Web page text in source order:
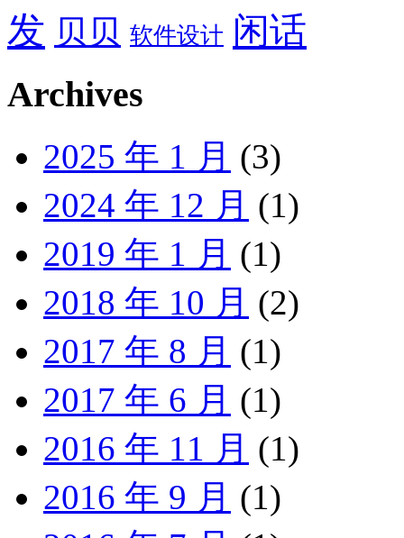
发 贝贝 软件设计 闲话
Archives
2025 年 1 月 (3)
2024 年 12 月 (1)
2019 年 1 月 (1)
2018 年 10 月 (2)
2017 年 8 月 (1)
2017 年 6 月 (1)
2016 年 11 月 (1)
2016 年 9 月 (1)